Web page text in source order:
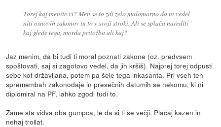
Torej kaj menite vi? Men se to zdi zelo malomarno da ni vedel
niti osnovih zakonov in to v svoji stroki. Ali se splača narediti
kaj glede tega, morda pritožba ali kaj?
Jaz menim, da bi tudi ti moral poznati zakone (oz. predvsem
spoštovati, saj si zagotovo vedel, da jih kršiš). Najprej torej odpusti
sebe kot državljana, potem pa šele tega inkasanta. Pri vseh teh
spremembah zakonodaje in presečnih datumih se nekomu, ki ni
diplomiral na PF, lahko zgodi tudi to.
Zame sta vidva oba gumpca, le da si ti še večji. Plačaj kazen in
nehaj trollat.